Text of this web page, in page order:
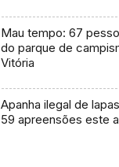
Mau tempo: 67
do parque de
Vitória
Apanha ilegal de
59 apreensões este